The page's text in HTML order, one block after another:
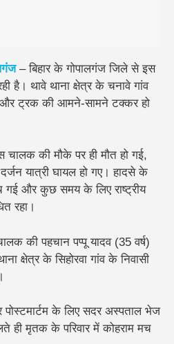
– बिहार केगोपालगंज जिलेसे इस
है। थावे थाना क्षेत्र के चनावे गांव
और ट्रक की आमने-सामने टक्करहो
चालक की मौके पर ही मौत हो गई,
यात्री घायलहो गए। हादसे के
गई और कुछ समय के लिएराष्ट्रीय
रहा।
की पहचान पप्पू यादव (35 वर्ष)
क्षेत्र के सिहोरवा गांव के निवासी
के लिए सदर अस्पताल भेज
ही मृतक के परिवार में कोहराम मच